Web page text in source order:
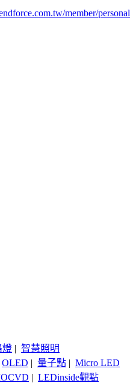
member/personal
燈 | 智慧照明
OLED | 量子點 | Micro LED
| LEDinside觀點